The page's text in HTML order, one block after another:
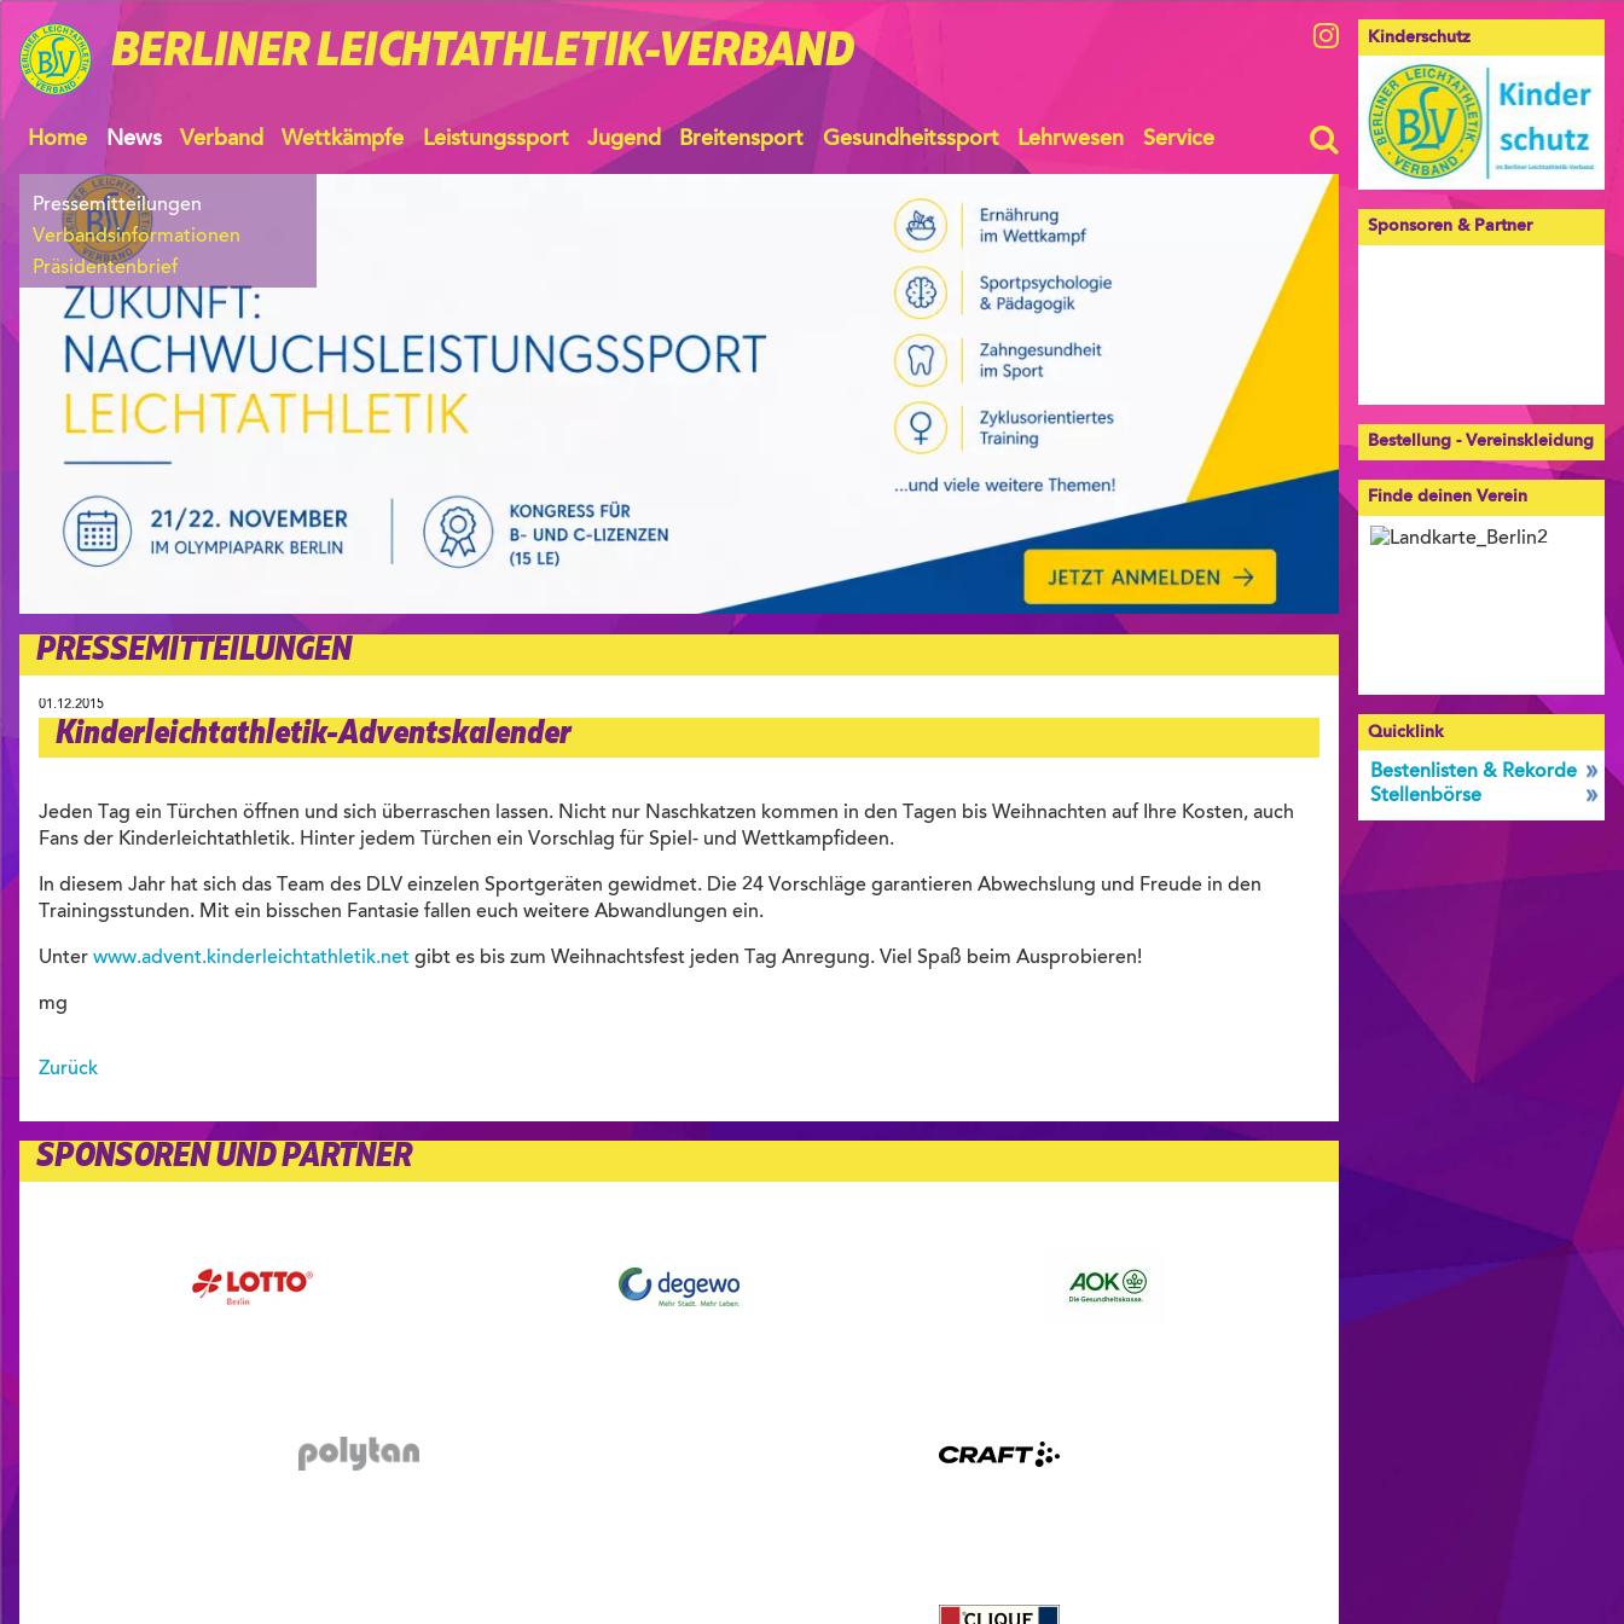
BERLINERLEICHTATHLETIK-VERBAND
Home News Verband Wettkämpfe Leistungssport Jugend Breitensport Gesundheitssport Lehrwesen Service
Pressemitteilungen
Verbandsinformationen
Präsidentenbrief
PRESSEMITTEILUNGEN
01.12.2015
Kinderleichtathletik-Adventskalender
Jeden Tag ein Türchen öffnen und sich überraschen lassen. Nicht nur Naschkatzen kommen in den Tagen bis Weihnachten auf Ihre Kosten, auch
Fans der Kinderleichtathletik. Hinter jedem Türchen ein Vorschlag für Spiel- und Wettkampfideen.
In diesem Jahr hat sich das Team des DLV einzelen Sportgeräten gewidmet. Die 24 Vorschläge garantieren Abwechslung und Freude in den
Trainingsstunden. Mit ein bisschen Fantasie fallen euch weitere Abwandlungen ein.
Unter www.advent.kinderleichtathletik.net gibt es bis zum Weihnachtsfest jeden Tag Anregung. Viel Spaß beim Ausprobieren!
mg
Zurück
SPONSOREN UND PARTNER
Kinderschutz
Sponsoren & Partner
Bestellung - Vereinskleidung
Finde deinen Verein
Quicklink
Bestenlisten & Rekorde
Stellenbörse